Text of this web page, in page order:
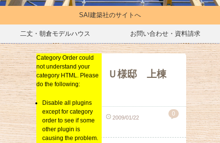
SAI建築社のサイトへ
二丈・朝倉モデルハウス お問い合わせ・資料請求
久留米市 Ｕ様邸 上棟
式
0
sai_kenchiku
2009/01/22
新築
Category Order could
not understand your
category HTML. Please
do the following:
Disable all plugins
except for category
order to see if some
other plugin is
causing the problem.
イベントキャンペーン
リノベーション
新築
総合